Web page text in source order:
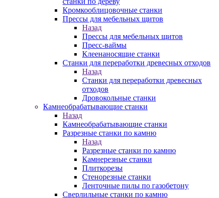
Кромкооблицовочные станки
Прессы для мебельных щитов
Назад
Прессы для мебельных щитов
Пресс-ваймы
Клеенаносящие станки
Станки для переработки древесных отходов
Назад
Станки для переработки древесных
отходов
Дровокольные станки
Камнеобрабатывающие станки
Назад
Камнеобрабатывающие станки
Разрезные станки по камню
Назад
Разрезные станки по камню
Камнерезные станки
Плиткорезы
Стенорезные станки
Ленточные пилы по газобетону
Сверлильные станки по камню